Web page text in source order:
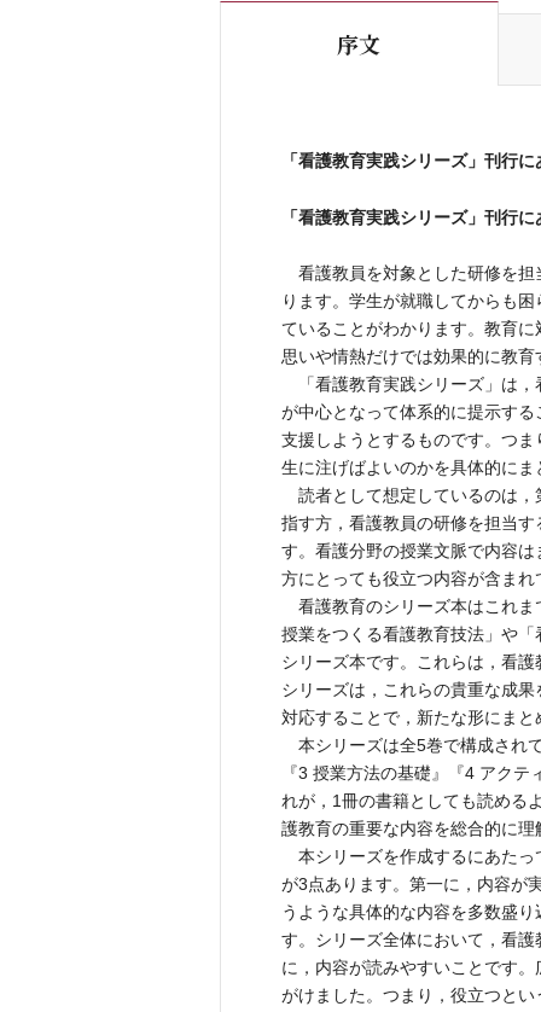
序文
「看護教育実践シリーズ」刊行
「看護教育実践シリーズ」刊行
看護教員を対象とした研修を担
ります。学生が就職してからも
ていることがわかります。教育
思いや情熱だけでは効果的に教
「看護教育実践シリーズ」は，
が中心となって体系的に提示す
支援しようとするものです。つ
生に注げばよいのかを具体的にま
読者として想定しているのは，
指す方，看護教員の研修を担当
す。看護分野の授業文脈で内容
方にとっても役立つ内容が含まれ
看護教育のシリーズ本はこれま
授業をつくる看護教育技法」や
シリーズ本です。これらは，看
シリーズは，これらの貴重な成
対応することで，新たな形にまと
本シリーズは全5巻で構成され
『3 授業方法の基礎』『4 アク
れが，1冊の書籍としても読める
護教育の重要な内容を総合的に理
本シリーズを作成するにあたっ
が3点あります。第一に，内容が
うような具体的な内容を多数盛
す。シリーズ全体において，看
に，内容が読みやすいことです
がけました。つまり，役立つと